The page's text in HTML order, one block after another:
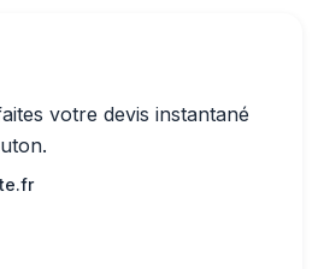
votre devis instantané